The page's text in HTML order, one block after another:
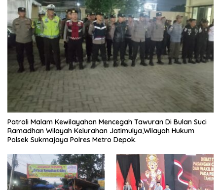
Patroli Malam Kewilayahan Mencegah Tawuran Di Bulan Suci
Ramadhan Wilayah Kelurahan Jatimulya,Wilayah Hukum
Polsek Sukmajaya Polres Metro Depok.